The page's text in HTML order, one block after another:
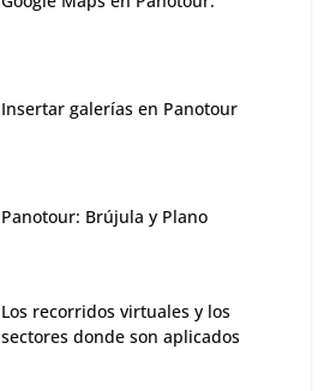
Insertar galerías en Panotour
Panotour: Brújula y Plano
Los recorridos virtuales y los
sectores donde son aplicados